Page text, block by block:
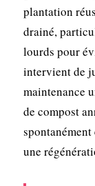
plantation
drainé,
lourds pour
intervient de
maintenance
de compost
une